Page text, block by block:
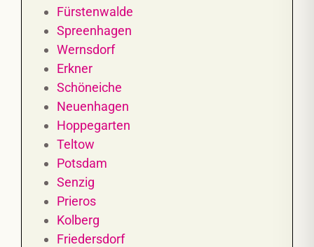
Fürstenwalde
Spreenhagen
Wernsdorf
Erkner
Schöneiche
Neuenhagen
Hoppegarten
Teltow
Potsdam
Senzig
Prieros
Kolberg
Friedersdorf